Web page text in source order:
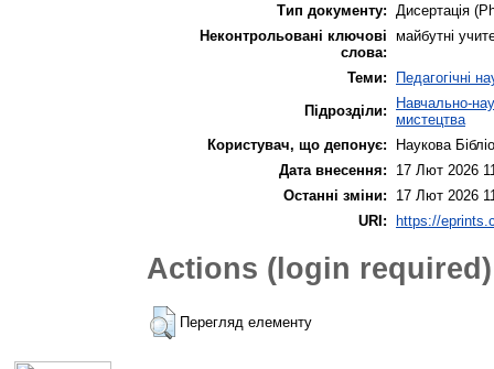
Тип документу:
Дисертація
Неконтрольовані ключові
слова:
майбутні
Теми:
Педагогічні
Підрозділи:
Навчально-
мистецтва
Користувач, що депонує:
Наукова
Дата внесення:
17 Лют 2026
Останні зміни:
17 Лют 2026
URI: https://
Actions (login required)
Перегляд елементу